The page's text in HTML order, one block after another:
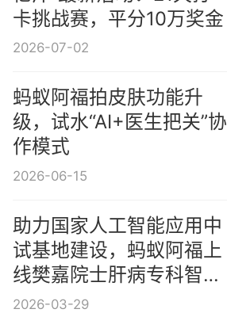
卡挑战赛，平分10万奖金
2026-07-02
蚂蚁阿福拍皮肤功能升
级，试水“AI+医生把关”协
作模式
2026-06-15
助力国家人工智能应用中
试基地建设，蚂蚁阿福上
线樊嘉院士肝病专科智能
体
2026-03-29